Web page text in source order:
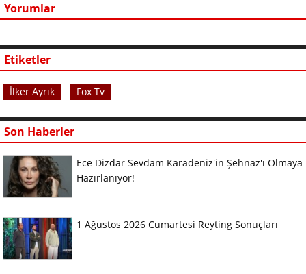
Yorumlar
Etiketler
İlker Ayrık Fox Tv
Son Haberler
Ece Dizdar Sevdam Karadeniz'in Şehnaz'ı Olmaya
Hazırlanıyor!
1 Ağustos 2026 Cumartesi Reyting Sonuçları